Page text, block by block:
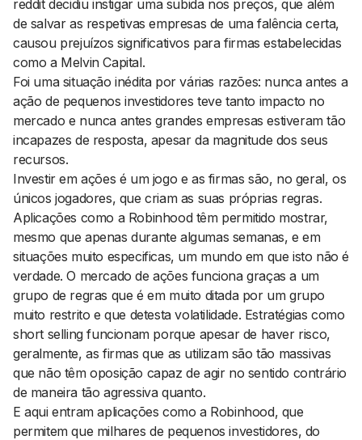
reddit decidiu instigar uma subida nos preços, que além
de salvar as respetivas empresas de uma falência certa,
causou prejuízos significativos para firmas estabelecidas
como a Melvin Capital.
Foi uma situação inédita por várias razões: nunca antes a
ação de pequenos investidores teve tanto impacto no
mercado e nunca antes grandes empresas estiveram tão
incapazes de resposta, apesar da magnitude dos seus
recursos.
Investir em ações é um jogo e as firmas são, no geral, os
únicos jogadores, que criam as suas próprias regras.
Aplicações como a Robinhood têm permitido mostrar,
mesmo que apenas durante algumas semanas, e em
situações muito especificas, um mundo em que isto não é
verdade. O mercado de ações funciona graças a um
grupo de regras que é em muito ditada por um grupo
muito restrito e que detesta volatilidade. Estratégias como
short sellingfuncionam porque apesar de haver risco,
geralmente, as firmas que as utilizam são tão massivas
que não têm oposição capaz de agir no sentido contrário
de maneira tão agressiva quanto.
E aqui entram aplicações como a Robinhood, que
permitem que milhares de pequenos investidores, do